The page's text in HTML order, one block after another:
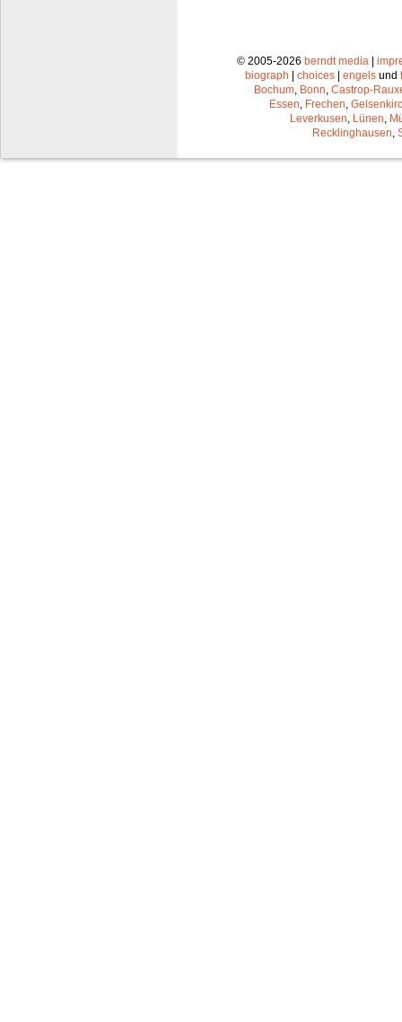
© 2005-2026 berndt media |
biograph | choices | engels und
Bochum Bonn Castrop-
Essen Frechen
Leverkusen Lünen
Recklinghausen